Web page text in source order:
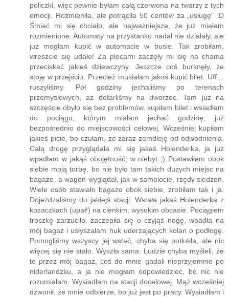
okienka patrzyła na mnie, jak na dziwadło. Piekły mnie
policzki, więc pewnie byłam całą czerwona na twarzy z tych
emocji. Rozmieniła, ale potrąciła 50 centów za „usługę” :D
Śmiać mi się chciało, ale najważniejsze, że już miałam
rozmienione. Automaty na przystanku nadal nie działały, ale
już mogłam kupić w automacie w busie. Tak zrobiłam,
wreszcie się udało! Za plecami zaczęły mi się na chama
przeciskać jakieś dziewczyny. Jeszcze coś burknęły, że
stoję w przejściu. Przecież musiałam jakoś kupić bilet. Uff…
ruszyliśmy. Pół godziny jechaliśmy po terenach
przemysłowych, aż dotarliśmy na dworzec. Tam już na
szczęście obyło się bez problemów, kupiłam bilet i wsiadłam
do pociągu, którym miałam jechać godzinę, już
bezpośrednio do miejscowości celowej. Wcześniej kupiłam
jakieś picie, bo czułam, że zaraz zemdleję od odwodnienia.
Całą drogę przyglądała mi się jakaś Holenderka, ja już
wpadłam w jakąś obojętność, w niebyt ;) Postawiłam obok
siebie moją torbę, bo nie było tam takich dużych miejsc na
bagaże, a wagon wyglądał, jak w samolocie, rzędy siedzeń.
Wiele osób stawiało bagaże obok siebie, zrobiłam tak i ja.
Dojeżdżaliśmy do jakiejś stacji. Wstała jakaś Holenderka z
kozaczkach (upał!) na cienkim, wysokim obcasie. Pociągiem
troszkę zarzuciło, zaczepiła się o czyjąś nogę, wpadła na
mój bagaż i usłyszałam huk uderzających kolan o podłogę.
Pomogliśmy wszyscy jej wstać, chyba się potłukła, ale nic
więcej się nie stało. Wyszła sama. Ludzie chyba myśleli, że
to przez mój bagaż, coś do mnie gadali nieprzyjemnie po
niderlandzku, a ja nie mogłam odpowiedzieć, bo nic nie
rozumiałam. Wysiadłam na stacji docelowej. Mąż wcześniej